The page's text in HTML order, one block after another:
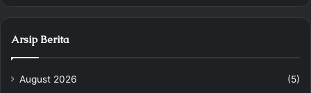
Arsip Berita
August 2026
(5)